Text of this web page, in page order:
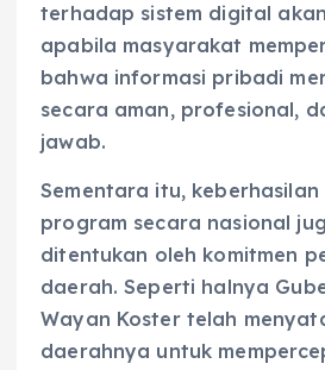
terhadap sistem digital
apabila masyarakat
bahwa informasi pribadi
secara aman, profesional,
jawab.
Sementara itu, keberhasilan
program secara nasional
ditentukan oleh komitmen
daerah. Seperti halnya
Wayan Koster telah
daerahnya untuk